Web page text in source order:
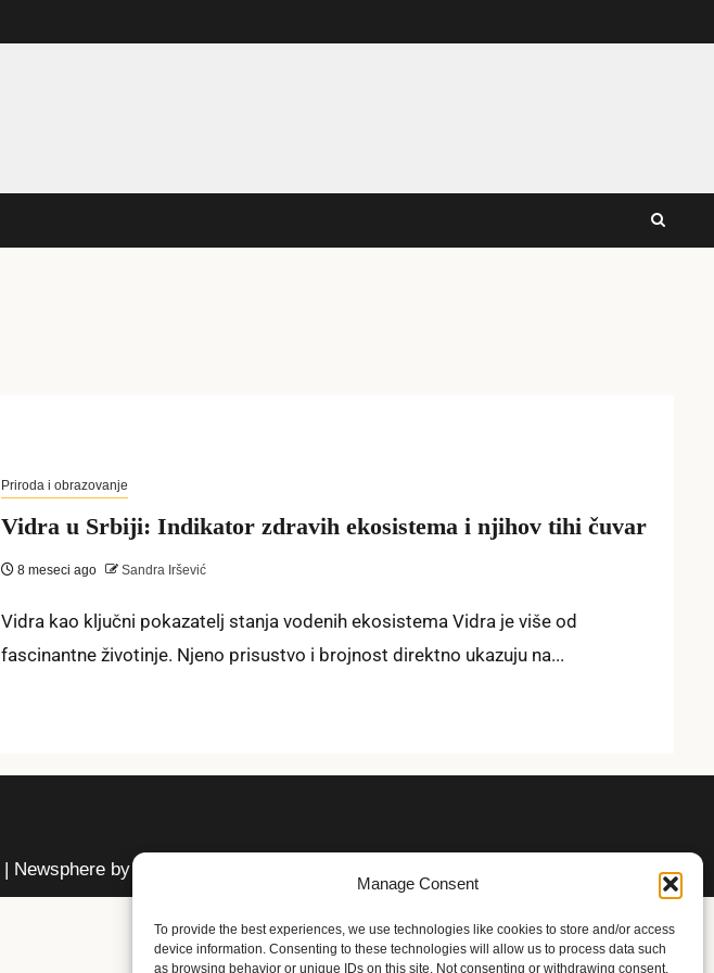
Manage Consent
To provide the best experiences, we use technologies like cookies to store and/or access
device information. Consenting to these technologies will allow us to process data such
as browsing behavior or unique IDs on this site. Not consenting or withdrawing consent,
Priroda i obrazovanje
Vidra u Srbiji: Indikator zdravih ekosistema i njihov tihi čuvar
8 meseci ago Sandra Iršević
Vidra kao ključni pokazatelj stanja vodenih ekosistema Vidra je više od
fascinantne životinje. Njeno prisustvo i brojnost direktno ukazuju na...
| Newsphereby AF themes.